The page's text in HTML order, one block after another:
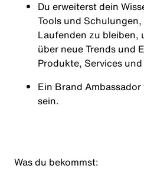
Du erweiterst dein
Tools und
Laufenden zu bleiben,
über neue Trends und
Produkte, Services
Ein Brand
sein.
Was du bekommst: